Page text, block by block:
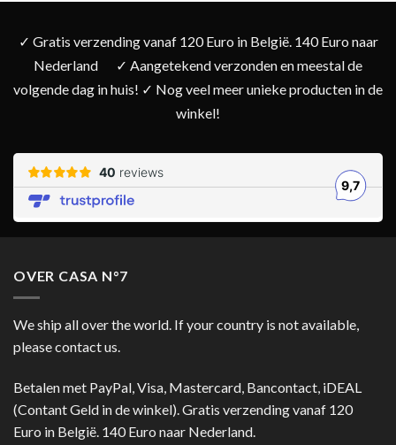
✓ Gratis verzending vanaf 120 Euro in België. 140 Euro naar
Nederland
✓ Aangetekend verzonden en meestal de
volgende dag in huis! ✓ Nog veel meer unieke producten in de
winkel!
OVER CASA N°7
We ship all over the world. If your country is not available,
please contact us.
Betalen met PayPal, Visa, Mastercard, Bancontact, iDEAL
(Contant Geld in de winkel). Gratis verzending vanaf 120
Euro in België. 140 Euro naar Nederland.